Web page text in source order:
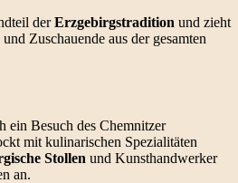
derErzgebirgstradition und zieht
Zuschauende aus der gesamten
ein Besuch des Chemnitzer
mit kulinarischen Spezialitäten
Stollen und Kunsthandwerker
an.